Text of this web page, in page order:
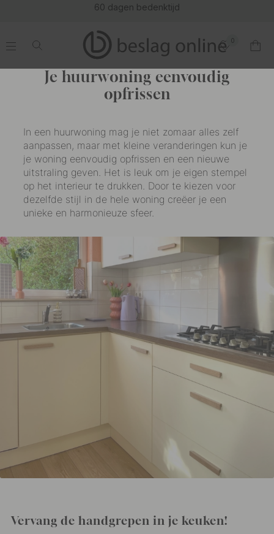
.
0
.
Je huurwoning eenvoudig
opfrissen
In een huurwoning mag je niet zomaar alles zelf
aanpassen, maar met kleine veranderingen kun je
je woning eenvoudig opfrissen en een nieuwe
uitstraling geven. Het is leuk om je eigen stempel
op het interieur te drukken. Door te kiezen voor
dezelfde stijl in de hele woning creëer je een
unieke en harmonieuze sfeer.
Vervang de handgrepen in je keuken!